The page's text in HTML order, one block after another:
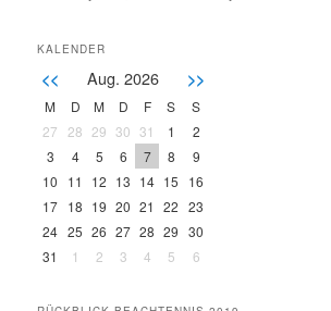
KALENDER
<< Aug. 2026 >>
M D M D F S
S
27
28 29 30 31 1
2
3
4 5 6 7 8
9
10
11 12 13 14 15
16
17 18 19 20 21 22 23
24 25 26 27 28 29 30
31
1 2 3 4 5 6